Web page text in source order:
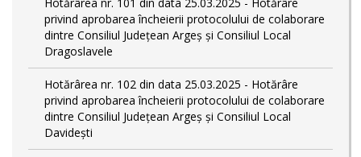
privind aprobarea încheierii protocolului de colaborare
dintre Consiliul Județean Argeș și Consiliul Local
Dragoslavele
Hotărârea nr. 102 din data 25.03.2025 - Hotărâre
privind aprobarea încheierii protocolului de colaborare
dintre Consiliul Județean Argeș și Consiliul Local
Davidești